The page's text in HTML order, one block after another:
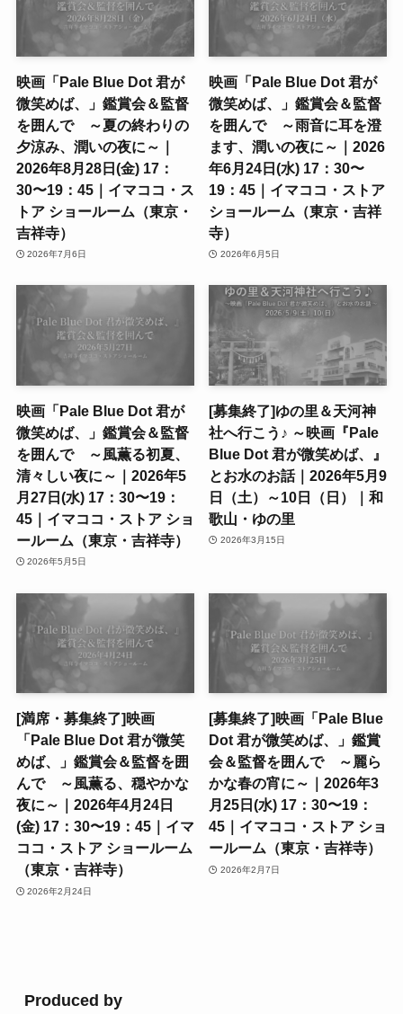
映画「Pale Blue Dot 君が
微笑めば、」鑑賞会＆監督
を囲んで ～夏の終わりの
夕涼み、潤いの夜に～｜
2026年8月28日(金) 17：
30〜19：45｜イマココ・ス
トア ショールーム（東京・
吉祥寺）
2026年7月6日
映画「Pale Blue Dot 君が
微笑めば、」鑑賞会＆監督
を囲んで ～雨音に耳を澄
ます、潤いの夜に～｜2026
年6月24日(水) 17：30〜
19：45｜イマココ・ストア
ショールーム（東京・吉祥
寺）
2026年6月5日
映画「Pale Blue Dot 君が
微笑めば、」鑑賞会＆監督
を囲んで ～風薫る初夏、
清々しい夜に～｜2026年5
月27日(水) 17：30〜19：
45｜イマココ・ストア ショ
ールーム（東京・吉祥寺）
2026年5月5日
[募集終了]ゆの里＆天河神
社へ行こう♪ ～映画『Pale
Blue Dot 君が微笑めば、』
とお水のお話｜2026年5月9
日（土）～10日（日）｜和
歌山・ゆの里
2026年3月15日
[満席・募集終了]映画
「Pale Blue Dot 君が微笑
めば、」鑑賞会＆監督を囲
んで ～風薫る、穏やかな
夜に～｜2026年4月24日
(金) 17：30〜19：45｜イマ
ココ・ストア ショールーム
（東京・吉祥寺）
2026年2月24日
[募集終了]映画「Pale Blue
Dot 君が微笑めば、」鑑賞
会＆監督を囲んで ～麗ら
かな春の宵に～｜2026年3
月25日(水) 17：30〜19：
45｜イマココ・ストア ショ
ールーム（東京・吉祥寺）
2026年2月7日
Produced by